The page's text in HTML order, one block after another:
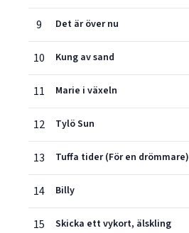
9 Det är över nu
10 Kung av sand
11 Marie i växeln
12 Tylö Sun
13 Tuffa tider (För en drömmare)
14 Billy
15 Skicka ett vykort, älskling